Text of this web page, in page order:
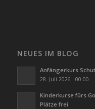
NEUES IM BLOG
Anfängerkurs
28. Juli 2026 - 00:00
Kinderkurse fürs
Plätze frei